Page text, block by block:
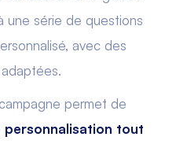
une série de questions
avec des
permet de
tout